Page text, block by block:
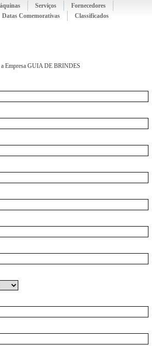
Serviços
Fornecedores
Datas Comemorativas Classificados
Empresa GUIA DE BRINDES